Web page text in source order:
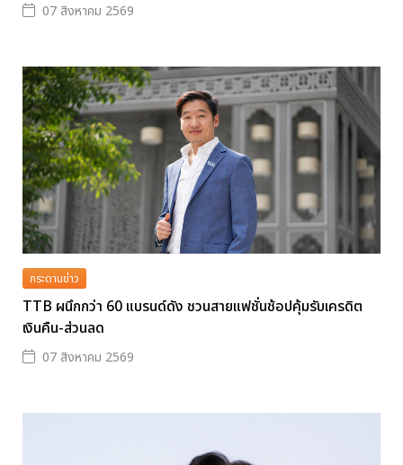
07 สิงหาคม 2569
กระดานข่าว
TTB ผนึกกว่า 60 แบรนด์ดัง ชวนสายแฟชั่นช้อปคุ้มรับเครดิต
เงินคืน-ส่วนลด
07 สิงหาคม 2569